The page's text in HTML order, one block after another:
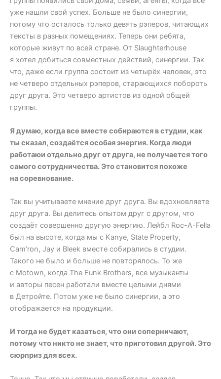
уже нашли свой успех. Больше не было синергии,
потому что осталось только девять рэперов, читающих
тексты в разных помещениях. Теперь они ребята,
которые живут по всей стране. От Slaughterhouse
я хотел добиться совместных действий, синергии. Так
что, даже если группа состоит из четырёх человек, это
не четверо отдельных рэперов, старающихся побороть
друг друга. Это четверо артистов из одной общей
группы.
Я думаю, когда все вместе собираются в студии, как
ты сказал, создаётся особая энергия. Когда люди
работаюи отдельно друг от друга, не получается того
самого сотрудничества. Это становится похоже
на соревнование.
Так вы учитываете мнение друг друга. Вы вдохновляете
друг друга. Вы делитесь опытом друг с другом, что
создаёт совершенно другую энергию. Лейбл Roc-A-Fella
был на высоте, когда мы с Kanye, State Property,
Cam’ron, Jay и Bleek вместе собирались в студии.
Такого не было и больше не повторялось. То же
с Motown, когда The Funk Brothers, все музыканты
и авторы песен работали вместе целыми днями
в Детройте. Потом уже не было синергии, а это
отображается на продукции.
И тогда не будет казаться, что они соперничают,
потому что никто не знает, что приготовил другой. Это
сюрприз для всех.